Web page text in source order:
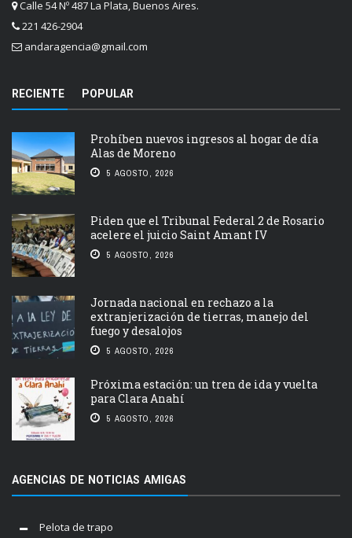
Calle 54 Nº 487 La Plata, Buenos Aires.
221 426-2904
andaragencia@gmail.com
RECIENTE POPULAR
Prohíben nuevos ingresos al hogar de día
Alas de Moreno
5 AGOSTO, 2026
Piden que el Tribunal Federal 2 de Rosario
acelere el juicio Saint Amant IV
5 AGOSTO, 2026
Jornada nacional en rechazo a la
extranjerización de tierras, manejo del
fuego y desalojos
5 AGOSTO, 2026
Próxima estación: un tren de ida y vuelta
para Clara Anahí
5 AGOSTO, 2026
AGENCIAS DE NOTICIAS AMIGAS
Pelota de trapo